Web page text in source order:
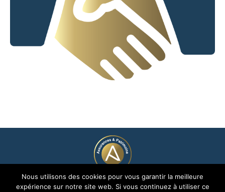
© 2005 - 2026
Nous utilisons des cookies pour vous garantir la meilleure
expérience sur notre site web. Si vous continuez à utiliser ce